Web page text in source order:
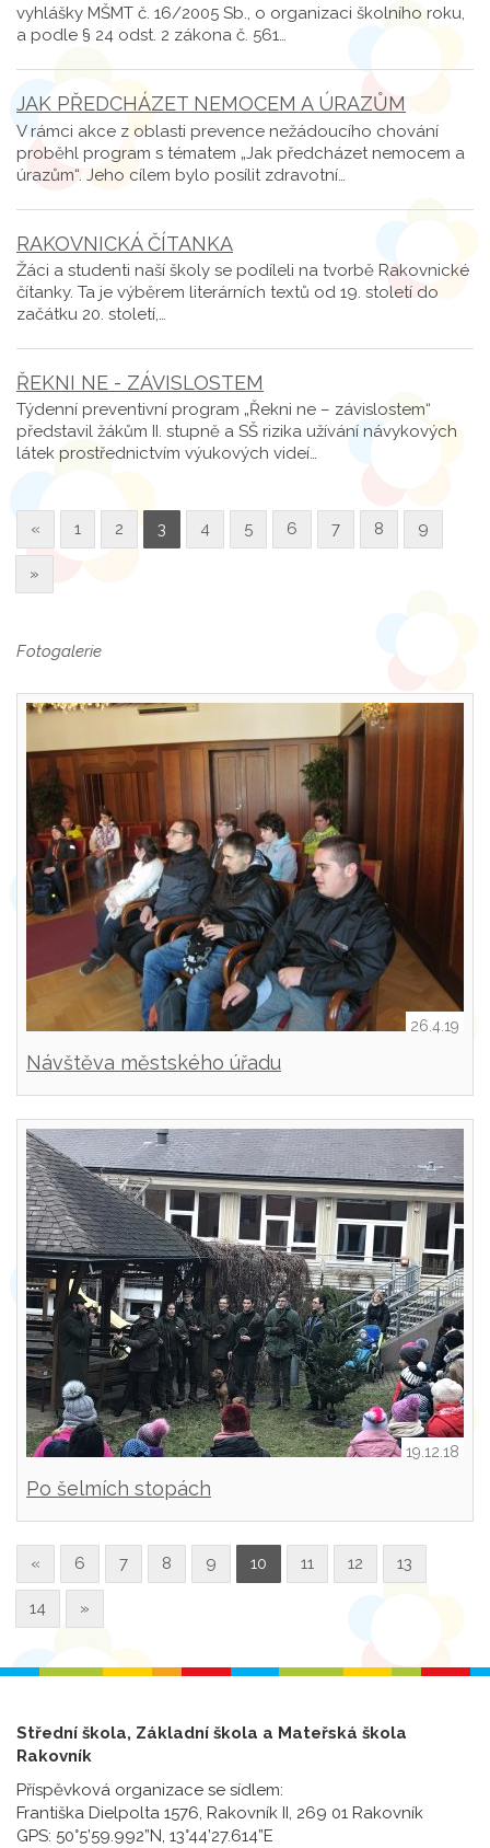
vyhlášky MŠMT č. 16/2005 Sb., o organizaci školního roku,
a podle § 24 odst. 2 zákona č. 561…
JAK PŘEDCHÁZET NEMOCEM A ÚRAZŮM
V rámci akce z oblasti prevence nežádoucího chování
proběhl program s tématem „Jak předcházet nemocem a
úrazům“. Jeho cílem bylo posílit zdravotní…
RAKOVNICKÁ ČÍTANKA
Žáci a studenti naší školy se podíleli na tvorbě Rakovnické
čítanky. Ta je výběrem literárních textů od 19. století do
začátku 20. století,…
ŘEKNI NE - ZÁVISLOSTEM
Týdenní preventivní program „Řekni ne – závislostem“
představil žákům II. stupně a SŠ rizika užívání návykových
látek prostřednictvím výukových videí…
« 1 2 3 4 5 6 7 8 9
»
Fotogalerie
26.4.19
Návštěva městského úřadu
19.12.18
Po šelmích stopách
« 6 7 8 9 10 11 12 13
14 »
Střední škola, Základní škola a Mateřská škola
Rakovník
Příspěvková organizace se sídlem:
Františka Dielpolta 1576, Rakovník II, 269 01 Rakovník
GPS: 50°5’59.992”N, 13°44’27.614”E